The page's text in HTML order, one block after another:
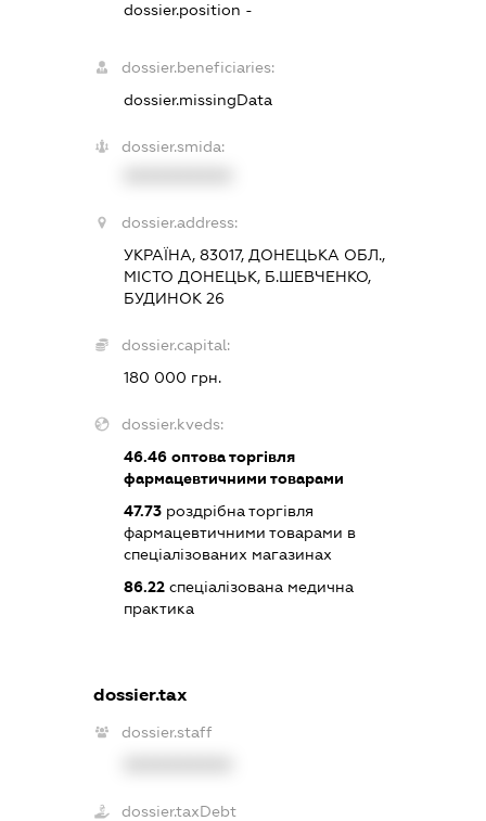
dossier.position -
dossier.beneficiaries:
dossier.missingData
dossier.smida:
dossier.address:
УКРАЇНА, 83017, ДОНЕЦЬКА ОБЛ.,
МІСТО ДОНЕЦЬК, Б.ШЕВЧЕНКО,
БУДИНОК 26
dossier.capital:
180 000 грн.
dossier.kveds:
46.46оптова торгівля
фармацевтичними товарами
47.73роздрібна торгівля
фармацевтичними товарами в
спеціалізованих магазинах
86.22спеціалізована медична
практика
dossier.tax
dossier.staff
dossier.taxDebt